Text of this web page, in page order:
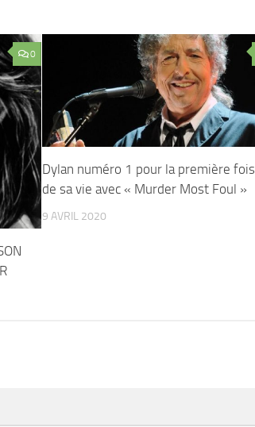
0
Dylan numéro 1 pour la première fois
de sa vie avec « Murder Most Foul »
9 AVRIL 2020